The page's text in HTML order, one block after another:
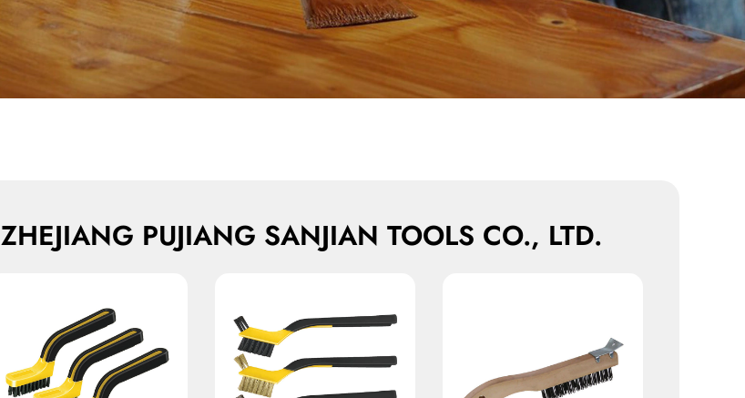
ZHEJIANG PUJIANG SANJIAN TOOLS CO., LTD.